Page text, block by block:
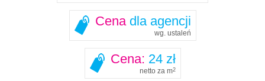
Cena dla agencji
wg. ustaleń
Cena: 24 zł
netto za m2